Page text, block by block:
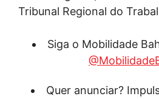
Tribunal Regional do
Siga o Mobilidade
Quer anunciar?